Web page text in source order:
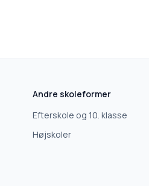
Andre skoleformer
Efterskole og 10. klasse
Højskoler